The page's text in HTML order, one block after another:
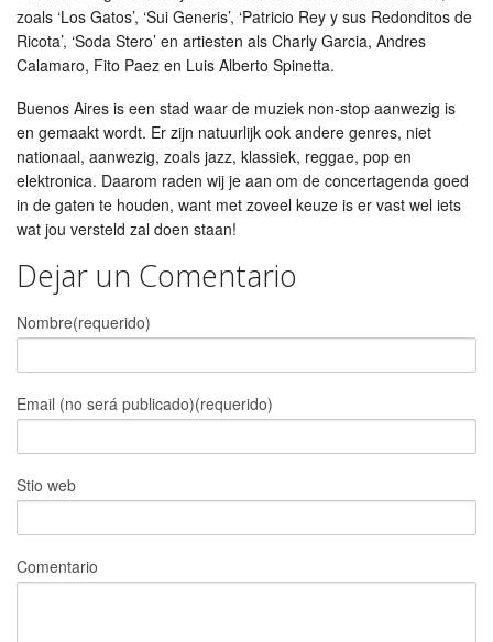
zoals ‘Los Gatos’, ‘Sui Generis’, ‘Patricio Rey y sus Redonditos de
Ricota’, ‘Soda Stero’ en artiesten als Charly Garcia, Andres
Calamaro, Fito Paez en Luis Alberto Spinetta.
Buenos Aires is een stad waar de muziek non-stop aanwezig is
en gemaakt wordt. Er zijn natuurlijk ook andere genres, niet
nationaal, aanwezig, zoals jazz, klassiek, reggae, pop en
elektronica. Daarom raden wij je aan om de concertagenda goed
in de gaten te houden, want met zoveel keuze is er vast wel iets
wat jou versteld zal doen staan!
Dejar un Comentario
Nombre(requerido)
Email (no será publicado)(requerido)
Stio web
Comentario